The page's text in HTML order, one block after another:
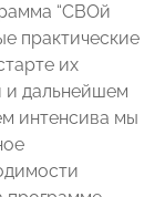
“СВОй
практические
их
и дальнейшем
интенсива мы